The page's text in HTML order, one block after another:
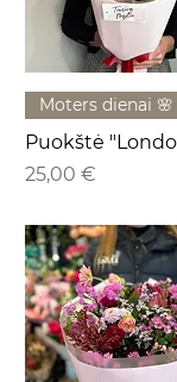
Moters dienai 🌸
Puokštė
Kaina
25,00 €